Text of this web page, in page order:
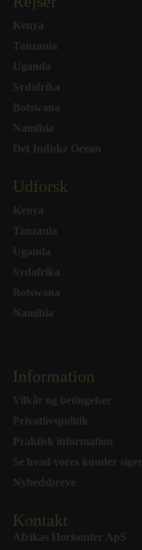
Kenya
Tanzania
Uganda
Sydafrika
Botswana
Namibia
Det Indiske Ocean
Udforsk
Kenya
Tanzania
Uganda
Sydafrika
Botswana
Namibia
Information
Vilkår og betingelser
Privatlivspolitik
Praktisk information
Se hvad vores kunder siger
Nyhedsbreve
Kontakt
Afrikas Horisonter ApS